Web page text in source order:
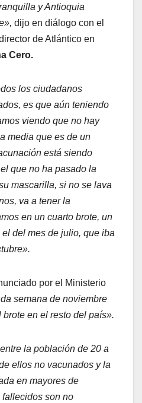
y Antioquia
dijo en diálogo con el
de Atlántico en
Cero.
los ciudadanos
es que aún teniendo
viendo que no hay
media que es de un
está siendo
que no ha pasado la
mascarilla, si no se lava
va a tener la
en un cuarto brote, un
del mes de julio, que iba
por el Ministerio
semana de noviembre
en el resto del país».
la población de 20 a
ellos no vacunados y la
en mayores de
son no